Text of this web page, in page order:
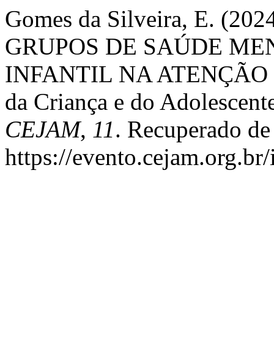
Gomes da Silveira, E.
GRUPOS DE SAÚDE
INFANTIL NA
da Criança e do
CEJAM, 11. Recuperado de
https://